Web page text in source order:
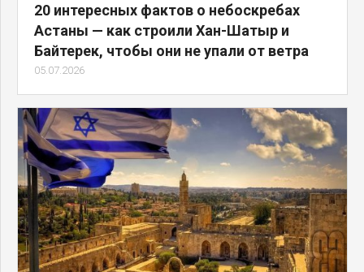
20 интересных фактов о небоскребах
Астаны — как строили Хан-Шатыр и
Байтерек, чтобы они не упали от ветра
05.07.2026